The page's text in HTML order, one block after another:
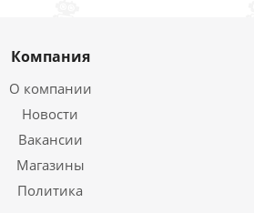
Компания
О компании
Новости
Вакансии
Магазины
Политика